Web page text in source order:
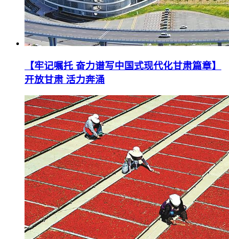
【牢记嘱托 奋力谱写中国式现代化甘肃篇章】
开放甘肃 活力奔涌